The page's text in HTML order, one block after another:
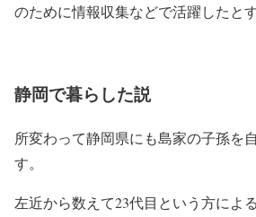
のために情報収集などで活躍したと
静岡で暮らした説
所変わって静岡県にも島家の子孫を
す。
左近から数えて23代目という方によ